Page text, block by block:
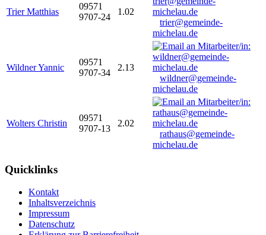
Trier Matthias
09571
9707-24
1.02
trier@gemeinde-
michelau.de
Wildner Yannic
09571
9707-34
2.13
wildner@gemeinde-
michelau.de
Wolters Christin
09571
9707-13
2.02
rathaus@gemeinde-
michelau.de
Quicklinks
Kontakt
Inhaltsverzeichnis
Impressum
Datenschutz